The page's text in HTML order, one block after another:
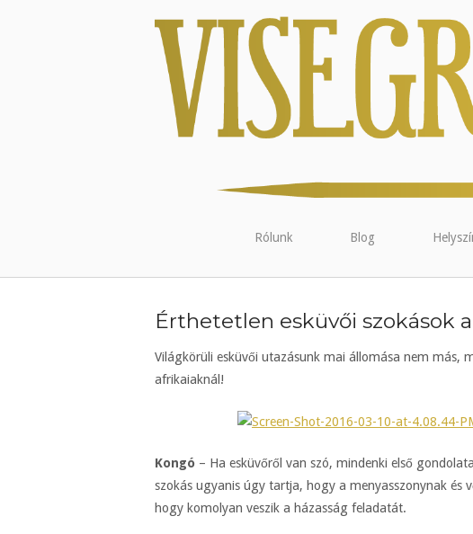
Rólunk Blog
Érthetetlen esküvői szokások
Világkörüli esküvői utazásunk mai állomása nem más,
afrikaiaknál!
Kongó – Ha esküvőről van szó, mindenki első
szokás ugyanis úgy tartja, hogy a menyasszonynak és
hogy komolyan veszik a házasság feladatát.